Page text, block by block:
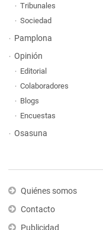
Tribunales
Sociedad
Pamplona
Opinión
Editorial
Colaboradores
Blogs
Encuestas
Osasuna
Quiénes somos
Contacto
Publicidad